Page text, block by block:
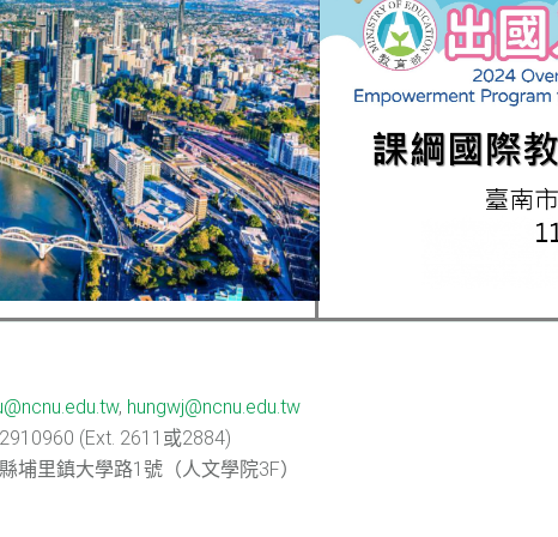
, hungwj@ncnu.edu.tw
(Ext. 2611或2884)
埔里鎮大學路1號（人文學院3F）